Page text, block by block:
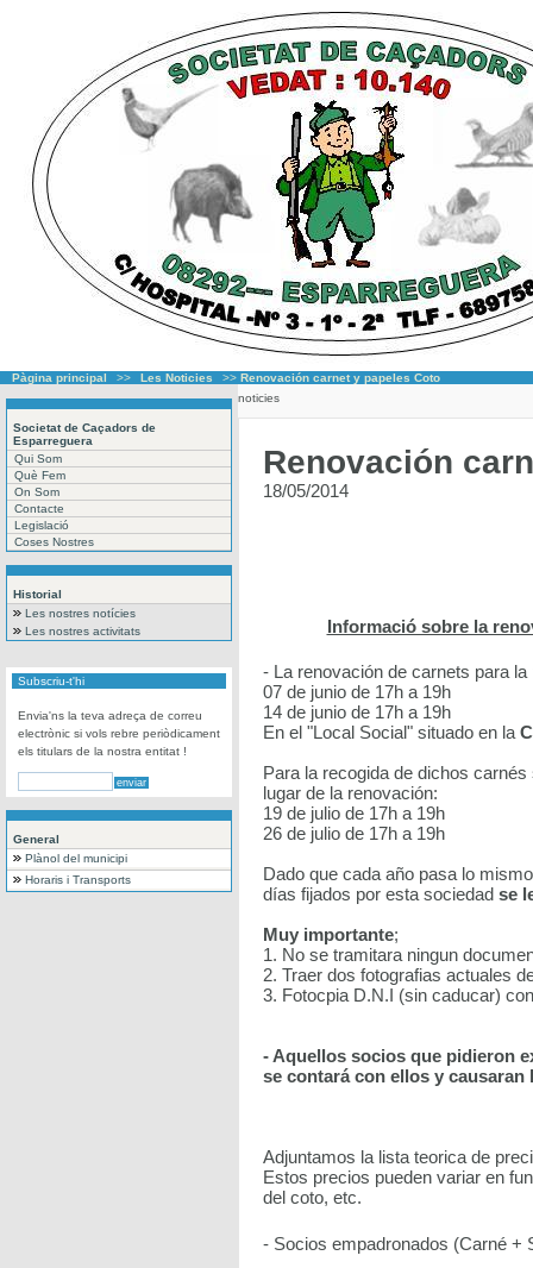
Pàgina principal >> Les Noticies >> Renovación carnet y papeles Coto
Societat de Caçadors de
Esparreguera
Qui Som
Què Fem
On Som
Contacte
Legislació
Coses Nostres
Historial
Les nostres notícies
Les nostres activitats
Subscriu-t'hi
Envia'ns la teva adreça de correu
electrònic si vols rebre periòdicament
els titulars de la nostra entitat !
General
Plànol del municipi
Horaris i Transports
noticies
Renovación
18/05/2014
Informació sobre la
- La renovación de carnets para
07 de junio de 17h a 19h
14 de junio de 17h a 19h
En el "Local Social" situado en la
Para la recogida de dichos
lugar de la renovación:
19 de julio de 17h a 19h
26 de julio de 17h a 19h
Dado que cada año pasa lo
días fijados por esta sociedad se
Muy importante;
1. No se tramitara ningun
2. Traer dos fotografias actuales
3. Fotocpia D.N.I (sin caducar)
- Aquellos socios que pidieron
se contará con ellos y
Adjuntamos la lista teorica de
Estos precios pueden variar en
del coto, etc.
- Socios empadronados (Carné +